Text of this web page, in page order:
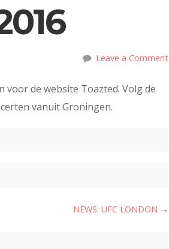
Leave a Comment
voor de website Toazted. Volg de
vanuit Groningen.
NEWS: UFC LONDON →